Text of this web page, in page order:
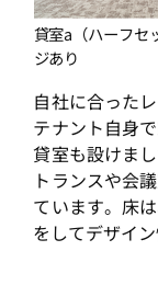
貸室a（ハーフセ
ジあり
自社に合った
テナント自身
貸室も設けま
トランスや会
ています。床
をしてデザイ